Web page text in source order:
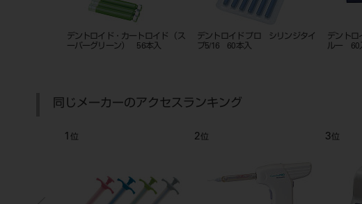
デントロイド・カートロイド （ス
ーパーグリーン） 56本入
デントロイド プロ シリンジタイ
プ5/16 60本入
デント
ルー 60
同じメーカーのアクセスランキング
1 位 2 位 3位